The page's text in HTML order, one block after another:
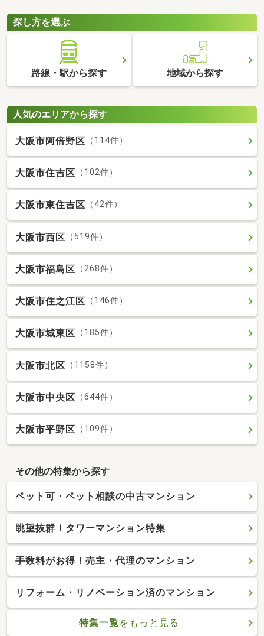
するので、ペットと快適に暮らせるお部屋を見つけてください
ね。
探し方を選ぶ
路線・駅から探す 地域から探す
人気のエリアから探す
大阪市阿倍野区 （114件）
大阪市住吉区 （102件）
大阪市東住吉区 （42件）
大阪市西区 （519件）
大阪市福島区 （268件）
大阪市住之江区 （146件）
大阪市城東区 （185件）
大阪市北区 （1158件）
大阪市中央区 （644件）
大阪市平野区 （109件）
その他の特集から探す
ペット可・ペット相談の中古マンション
眺望抜群！タワーマンション特集
手数料がお得！売主・代理のマンション
リフォーム・リノベーション済のマンション
特集一覧をもっと見る